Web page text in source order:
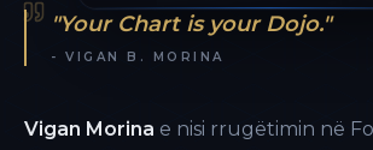
"Your Chart is your Dojo."
- VIGAN B. MORINA
Vigan Morina e nisi rrugëtimin në